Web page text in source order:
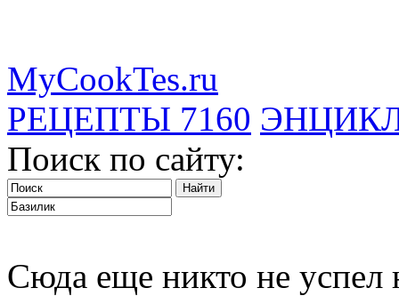
MyCookTes.ru
РЕЦЕПТЫ 7160
Поиск по сайту:
Сюда еще никто не успел